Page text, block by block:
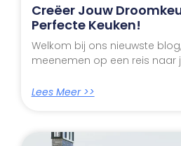
Creëer Jouw
Perfecte Keuken!
Welkom bij ons nieuwste
meenemen op een reis naar
Lees Meer >>